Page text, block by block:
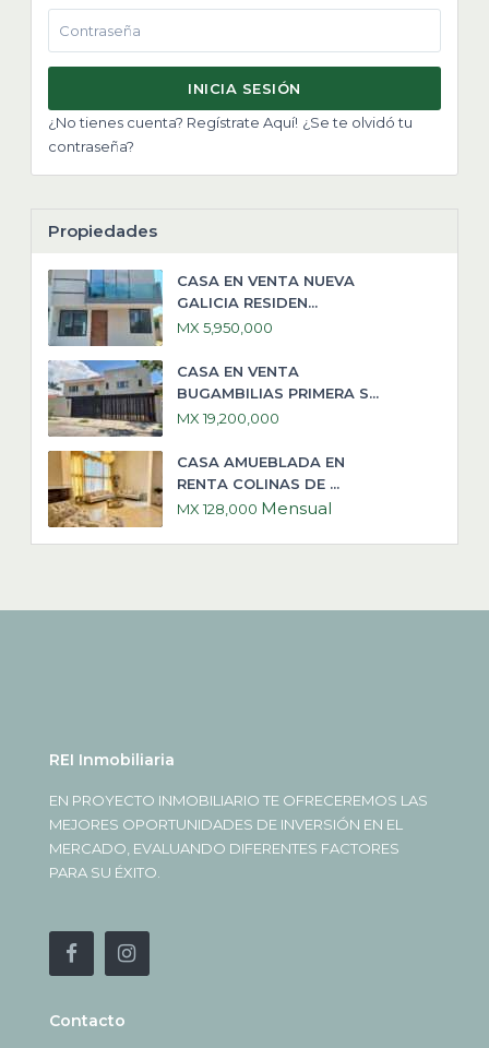
INICIA SESIÓN
¿No tienes cuenta? Regístrate Aquí! ¿Se te olvidó tu
contraseña?
Propiedades
CASA EN VENTA NUEVA
GALICIA RESIDEN...
MX 5,950,000
CASA EN VENTA
BUGAMBILIAS PRIMERA S...
MX 19,200,000
CASA AMUEBLADA EN
RENTA COLINAS DE ...
MX 128,000 Mensual
REI Inmobiliaria
EN PROYECTO INMOBILIARIO TE OFRECEREMOS LAS
MEJORES OPORTUNIDADES DE INVERSIÓN EN EL
MERCADO, EVALUANDO DIFERENTES FACTORES
PARA SU ÉXITO.
Contacto